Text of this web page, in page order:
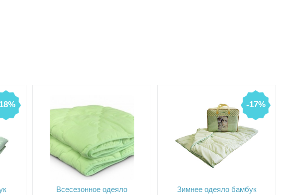
Всесезонное одеяло
-17%
Зимнее одеяло бамбук